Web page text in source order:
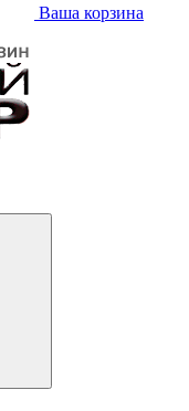
Ваша корзина